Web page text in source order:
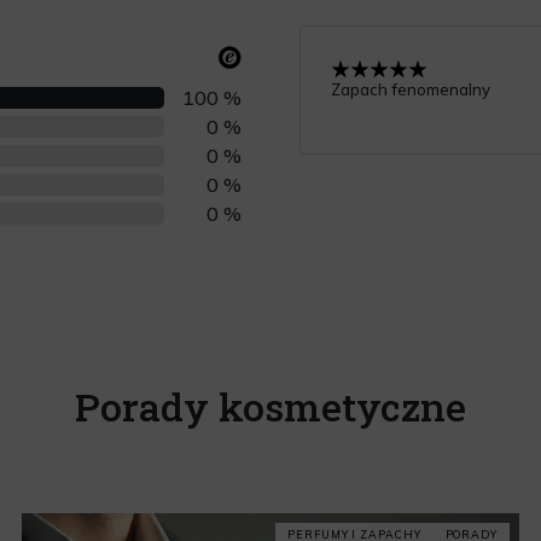
0 %
0 %
0 %
0 %
100 % Zapach fenomenalny
Porady kosmetyczne
PERFUMY I ZAPACHY PORADY